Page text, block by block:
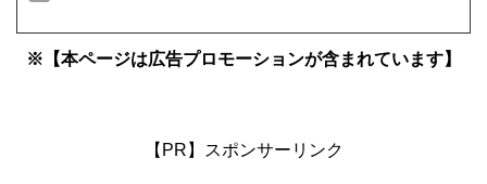
※【本ページは広告プロモーションが含まれています】
【PR】スポンサーリンク